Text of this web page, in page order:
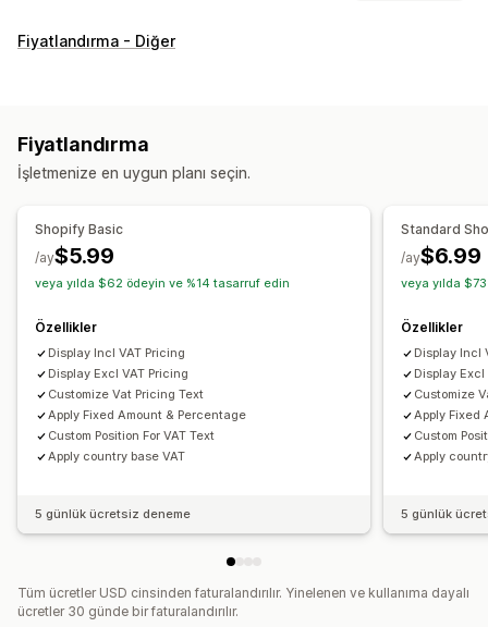
Vergi hesaplama
AB (KDV)
Hindistan (GST)
ABD (Satış vergisi)
Fiyatlandırma - Diğer
Fiyatlandırma
İşletmenize en uygun planı seçin.
Shopify Basic
$5.99
/ay
veya yılda $62 ödeyin ve %14 tasarruf edin
Özellikler
Display Incl VAT Pricing
Display Excl VAT Pricing
Customize Vat Pricing Text
Apply Fixed Amount & Percentage
Custom Position For VAT Text
Apply country base VAT
5 günlük ücretsiz deneme
Standard
$6.99
/ay
veya yılda
Özellikler
Display Incl
Display Excl
Customize
Apply Fixed
Custom
Apply
5 günlük
Tüm ücretler USD cinsinden faturalandırılır. Yinelenen ve kullanıma dayalı
ücretler 30 günde bir faturalandırılır.